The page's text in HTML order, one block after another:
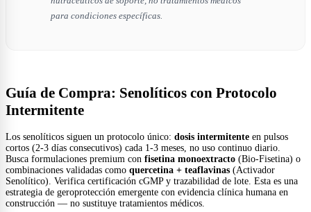
para condiciones específicas.
Guía de Compra: Senolíticos con Protocolo
Intermitente
Los senolíticos siguen un protocolo único: dosis intermitente en pulsos
cortos (2-3 días consecutivos) cada 1-3 meses, no uso continuo diario.
Busca formulaciones premium con fisetina monoextracto (Bio-Fisetina) o
combinaciones validadas como quercetina + teaflavinas (Activador
Senolítico). Verifica certificación cGMP y trazabilidad de lote. Esta es una
estrategia de geroprotección emergente con evidencia clínica humana en
construcción — no sustituye tratamientos médicos.